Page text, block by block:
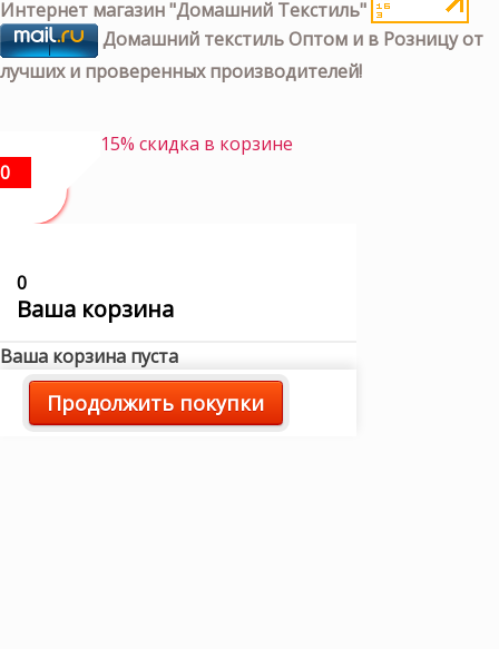
Интернет магазин "Домашний Текстиль"
Домашний текстиль Оптом и в Розницу от
лучших и проверенных производителей!
15% скидка в корзине
0
0
Ваша корзина
Ваша корзина пуста
Продолжить покупки